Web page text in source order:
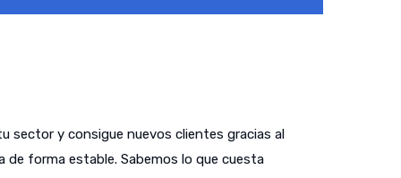
sector y consigue nuevos clientes gracias al
de forma estable. Sabemos lo que cuesta